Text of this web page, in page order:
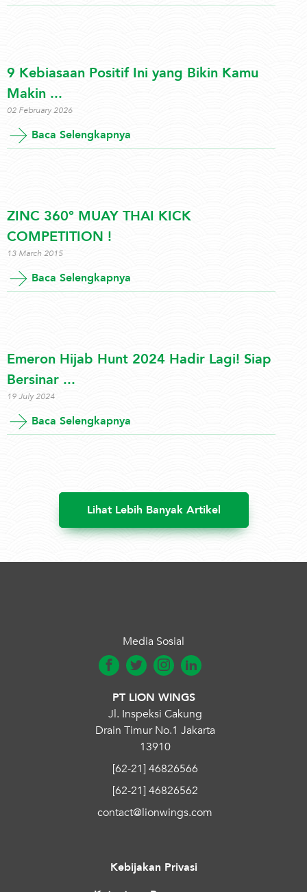
9 Kebiasaan Positif Ini yang Bikin Kamu
Makin ...
02 February 2026
Baca Selengkapnya
ZINC 360° MUAY THAI KICK
COMPETITION !
13 March 2015
Baca Selengkapnya
Emeron Hijab Hunt 2024 Hadir Lagi! Siap
Bersinar ...
19 July 2024
Baca Selengkapnya
Lihat Lebih Banyak Artikel
Media Sosial
PT LION WINGS
Jl. Inspeksi Cakung
Drain Timur No.1 Jakarta
13910
[62-21] 46826566
[62-21] 46826562
contact@lionwings.com
Kebijakan Privasi